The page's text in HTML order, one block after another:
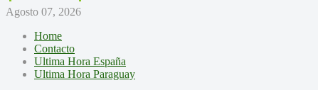
Agosto 07, 2026
Home
Contacto
Ultima Hora España
Ultima Hora Paraguay